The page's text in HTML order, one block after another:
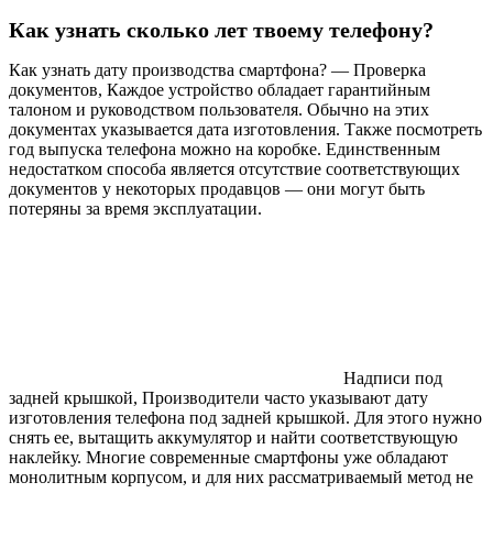
Как узнать сколько лет твоему телефону?
Как узнать дату производства смартфона? — Проверка
документов, Каждое устройство обладает гарантийным
талоном и руководством пользователя. Обычно на этих
документах указывается дата изготовления. Также посмотреть
год выпуска телефона можно на коробке. Единственным
недостатком способа является отсутствие соответствующих
документов у некоторых продавцов — они могут быть
потеряны за время эксплуатации.
Надписи под
задней крышкой, Производители часто указывают дату
изготовления телефона под задней крышкой. Для этого нужно
снять ее, вытащить аккумулятор и найти соответствующую
наклейку. Многие современные смартфоны уже обладают
монолитным корпусом, и для них рассматриваемый метод не